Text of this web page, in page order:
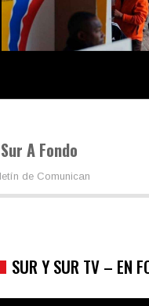
Los latinos le van dando la